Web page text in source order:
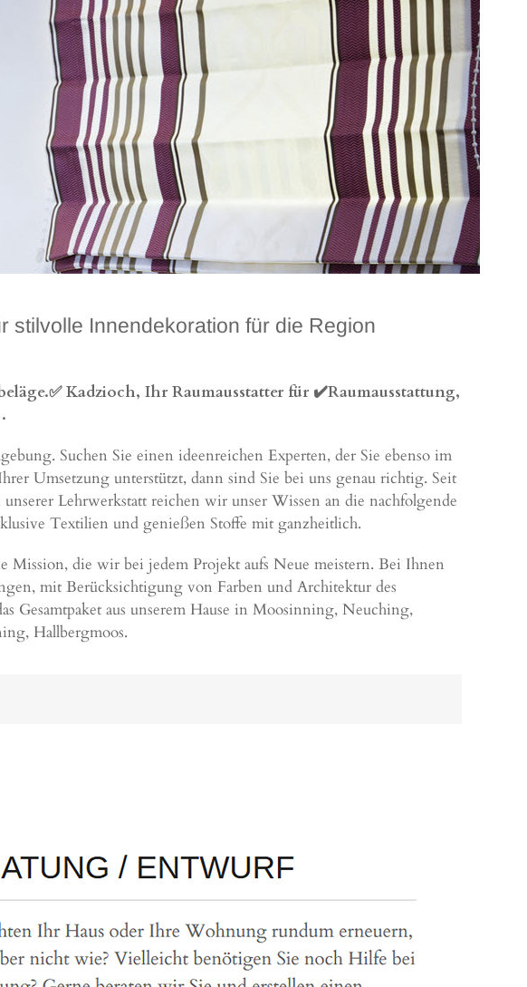
stilvolle Innendekoration für die Region
Kadzioch, Ihr Raumausstatter für ✔️Raumausstattung,
.
Suchen Sie einen ideenreichen Experten, der Sie ebenso im
Umsetzung unterstützt, dann sind Sie bei uns genau richtig. Seit
Lehrwerkstatt reichen wir unser Wissen an die nachfolgende
Textilien und genießen Stoffe mit ganzheitlich.
Mission, die wir bei jedem Projekt aufs Neue meistern. Bei Ihnen
mit Berücksichtigung von Farben und Architektur des
Gesamtpaket aus unserem Hause in Moosinning, Neuching,
, Hallbergmoos.